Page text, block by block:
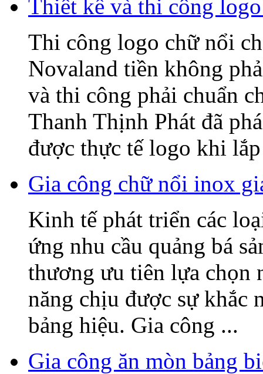
Thiết kế và thi công
Thi công logo chữ nổi
Novaland tiền không
và thi công phải chuẩn
Thanh Thịnh Phát đã
được thực tế logo khi
Gia công chữ nổi inox
Kinh tế phát triển các
ứng nhu cầu quảng bá
thương ưu tiên lựa chọn
năng chịu được sự khắc
bảng hiệu. Gia công ...
Gia công ăn mòn bảng